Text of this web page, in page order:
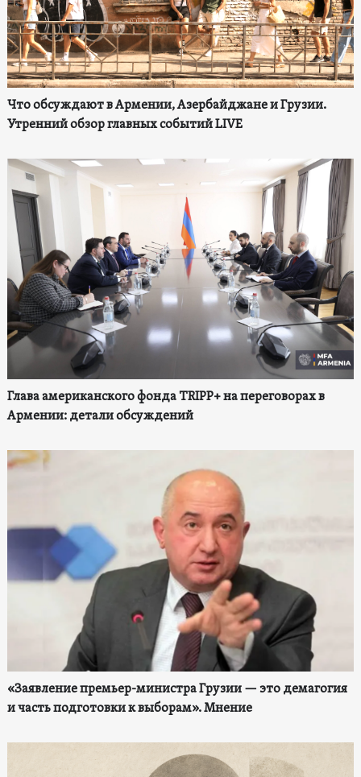
Что обсуждают в Армении, Азербайджане и Грузии.
Утренний обзор главных событий LIVE
Глава американского фонда TRIPP+ на переговорах в
Армении: детали обсуждений
«Заявление премьер-министра Грузии — это демагогия
и часть подготовки к выборам». Мнение